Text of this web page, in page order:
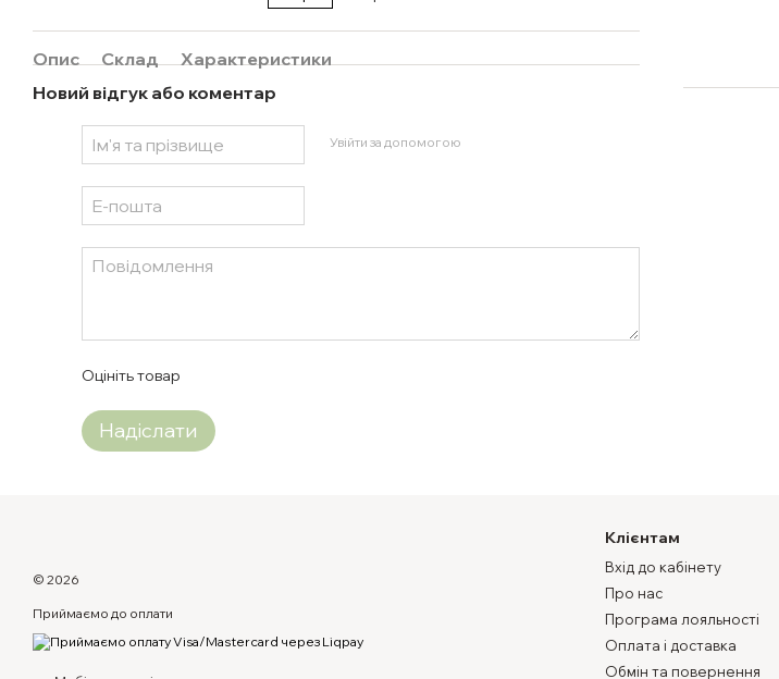
Опис Склад
Характеристики
Новий відгук або коментар
Увійти за допомогою
Оцініть товар
Надіслати
© 2026
Приймаємо до оплати
Клієнтам
Вхід до кабінету
Про нас
Програма лояльності
Оплата і доставка
Обмін та повернення